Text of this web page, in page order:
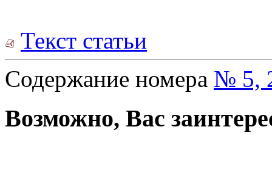
Текст статьи
Содержание номера № 5,
Возможно, Вас